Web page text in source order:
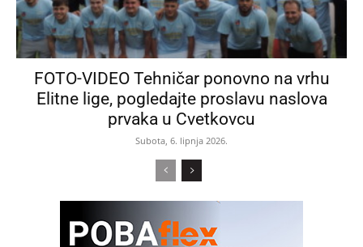
FOTO-VIDEO Tehničar ponovno na vrhu
Elitne lige, pogledajte proslavu naslova
prvaka u Cvetkovcu
Subota, 6. lipnja 2026.